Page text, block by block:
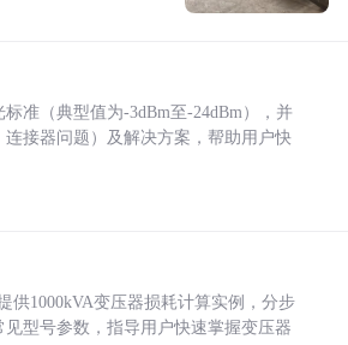
准（典型值为-3dBm至-24dBm），并
接器问题）及解决方案，帮助用户快
供1000kVA变压器损耗计算实例，分步
型号参数，指导用户快速掌握变压器